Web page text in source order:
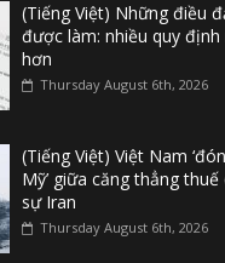
(Tiếng Việt) Những điều
được làm: nhiều quy
hơn
Thursday August 6th, 2026
(Tiếng Việt) Việt Nam
Mỹ’ giữa căng thẳng
sự Iran
Thursday August 6th, 2026